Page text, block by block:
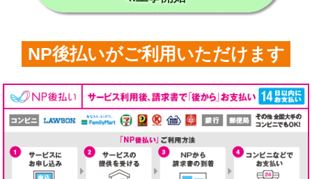
NP後払いがご利用いただけます